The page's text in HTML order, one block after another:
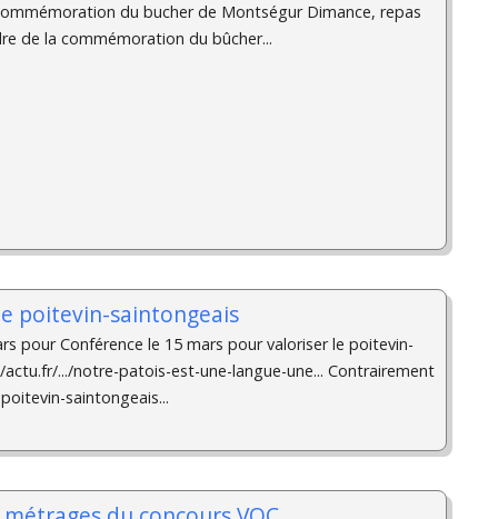
du bucher de Montségur Dimance, repas
de la commémoration du bûcher...
poitevin-saintongeais
pour Conférence le 15 mars pour valoriser le poitevin-
.../notre-patois-est-une-langue-une... Contrairement
saintongeais...